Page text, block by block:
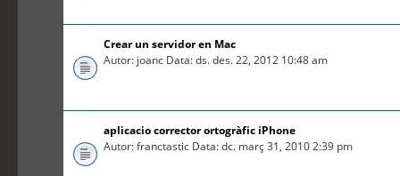
Crear un servidor en Mac
Autor: joanc Data: ds. des. 22, 2012 10:48 am
aplicacio corrector ortogràfic iPhone
Autor: franctastic Data: dc. març 31, 2010 2:39 pm